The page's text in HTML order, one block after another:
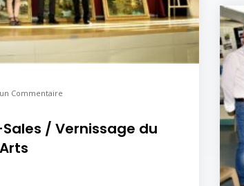
Commentaire
/ Vernissage du